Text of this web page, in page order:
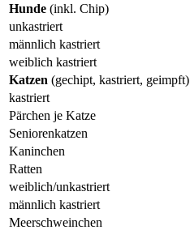
Hunde (inkl. Chip)
unkastriert
männlich kastriert
weiblich kastriert
Katzen (gechipt, kastriert, geimpft)
kastriert
Pärchen je Katze
Seniorenkatzen
Kaninchen
Ratten
weiblich/unkastriert
männlich kastriert
Meerschweinchen